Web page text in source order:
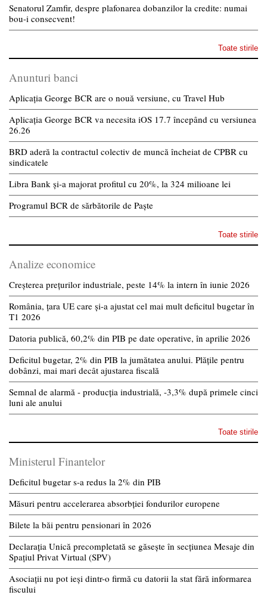
Senatorul Zamfir, despre plafonarea dobanzilor la credite: numai
bou-i consecvent!
Toate stirile
Anunturi banci
Aplicația George BCR are o nouă versiune, cu Travel Hub
Aplicația George BCR va necesita iOS 17.7 începând cu versiunea
26.26
BRD aderă la contractul colectiv de muncă încheiat de CPBR cu
sindicatele
Libra Bank și-a majorat profitul cu 20%, la 324 milioane lei
Programul BCR de sărbătorile de Paște
Toate stirile
Analize economice
Creșterea prețurilor industriale, peste 14% la intern în iunie 2026
România, țara UE care și-a ajustat cel mai mult deficitul bugetar în
T1 2026
Datoria publică, 60,2% din PIB pe date operative, în aprilie 2026
Deficitul bugetar, 2% din PIB la jumătatea anului. Plățile pentru
dobânzi, mai mari decât ajustarea fiscală
Semnal de alarmă - producția industrială, -3,3% după primele cinci
luni ale anului
Toate stirile
Ministerul Finantelor
Deficitul bugetar s-a redus la 2% din PIB
Măsuri pentru accelerarea absorbției fondurilor europene
Bilete la băi pentru pensionari în 2026
Declarația Unică precompletată se găsește în secțiunea Mesaje din
Spațiul Privat Virtual (SPV)
Asociații nu pot ieși dintr-o firmă cu datorii la stat fără informarea
fiscului